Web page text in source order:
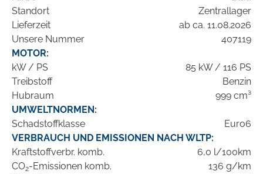
Standort
Zentrallager
Lieferzeit
ab ca. 11.08.2026
Unsere Nummer
407119
MOTOR:
kW / PS
85 kW / 116 PS
Treibstoff
Benzin
Hubraum
999 cm³
UMWELTNORMEN:
Schadstoffklasse
Euro6
VERBRAUCH UND EMISSIONEN NACH WLTP:
Kraftstoffverbr. komb.
6,0 l/100km
CO2-Emissionen komb.
136 g/km